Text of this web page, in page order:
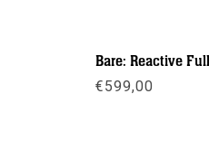
Bare: Reactive
€599,00